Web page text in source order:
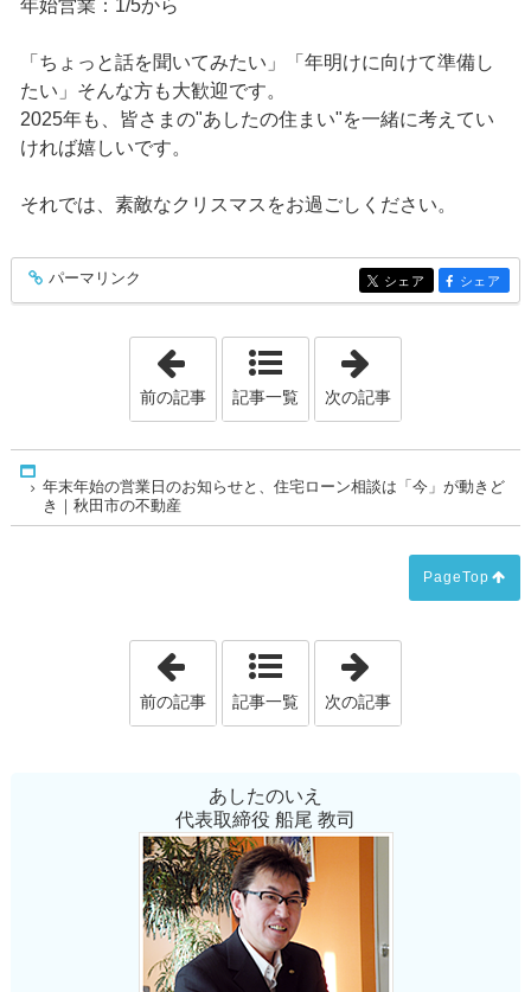
年始営業：1/5から
「ちょっと話を聞いてみたい」「年明けに向けて準備し
たい」そんな方も大歓迎です。
2025年も、皆さまの"あしたの住まい"を一緒に考えてい
ければ嬉しいです。
それでは、素敵なクリスマスをお過ごしください。
entry544
パーマリンク entry544
シェア entry544
シェア
「住宅ローン金利の最新動向と、秋田市
前の記事 記事一覧 次の記事
年末年始の営業日のお知らせと、住宅ローン相談は「今」が動きど
き｜秋田市の不動産
PageTop
「住宅ローン金利の最新動向と、秋田市
前の記事 記事一覧 次の記事
あしたのいえ
代表取締役 船尾 教司